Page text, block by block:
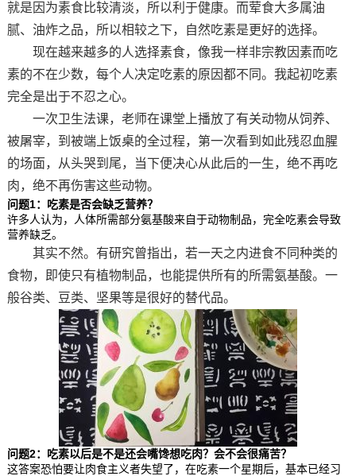
就是因为素食比较清淡，所以利于健康。而荤食大多属油
腻、油炸之品，所以相较之下，自然吃素是更好的选择。
现在越来越多的人选择素食，像我一样非宗教因素而吃
素的不在少数，每个人决定吃素的原因都不同。我起初吃素
完全是出于不忍之心。
一次卫生法课，老师在课堂上播放了有关动物从饲养、
被屠宰，到被端上饭桌的全过程，第一次看到如此残忍血腥
的场面，从头哭到尾，当下便决心从此后的一生，绝不再吃
肉，绝不再伤害这些动物。
问题1：吃素是否会缺乏营养？
许多人认为，人体所需部分氨基酸来自于动物制品，完全吃素会导致
营养缺乏。
其实不然。有研究曾指出，若一天之内进食不同种类的
食物，即使只有植物制品，也能提供所有的所需氨基酸。一
般谷类、豆类、坚果等是很好的替代品。
问题2：吃素以后是不是还会嘴馋想吃肉？会不会很痛苦？
这答案恐怕要让肉食主义者失望了，在吃素一个星期后，基本已经习